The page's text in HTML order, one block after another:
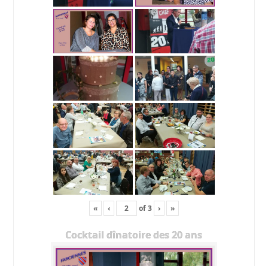
« ‹ of3 › »
Cocktail dînatoire des 20 ans